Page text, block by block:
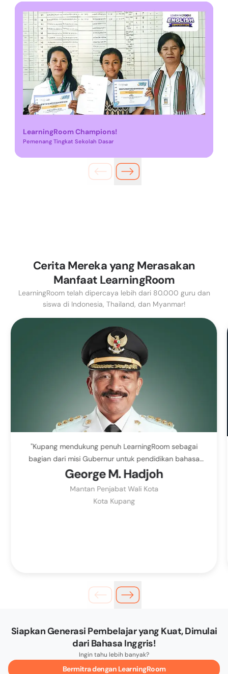
LearningRoom Champions!
Pemenang Tingkat Sekolah Dasar
Cerita Mereka yang Merasakan
Manfaat LearningRoom
LearningRoom telah dipercaya lebih dari 80.000 guru dan
siswa di Indonesia, Thailand, dan Myanmar!
"Kupang mendukung penuh LearningRoom sebagai
bagian dari misi Gubernur untuk pendidikan bahasa
Inggris sejak dini."
George M. Hadjoh
Mantan Penjabat Wali Kota
Kota Kupang
Siapkan Generasi Pembelajar yang Kuat, Dimulai
dari Bahasa Inggris!
Ingin tahu lebih banyak?
Bermitra dengan LearningRoom